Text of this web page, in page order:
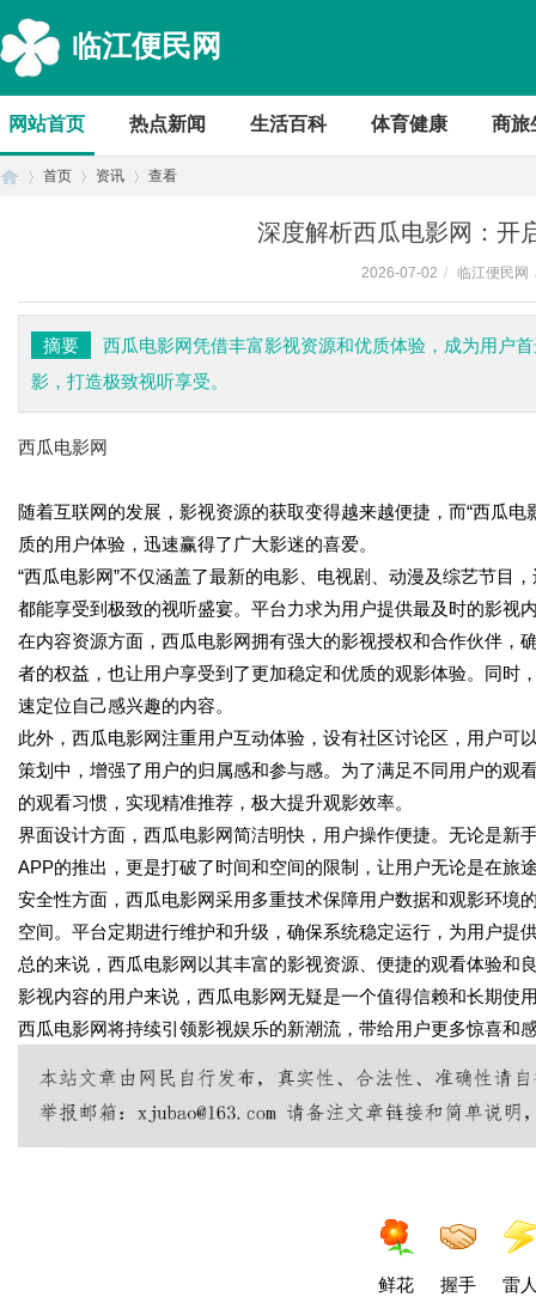
临江便民网
网站首页 热点新闻 生活百科 体育健康 商旅
首页 资讯 查看
深度解析西瓜电影网：开
2026-07-02 / 临江便民网
摘要
西瓜电影网凭借丰富影视资源和优质体验，成为用户
影，打造极致视听享受。
西瓜电影网
随着互联网的发展，影视资源的获取变得越来越便捷，而“西瓜
质的用户体验，迅速赢得了广大影迷的喜爱。
“西瓜电影网”不仅涵盖了最新的电影、电视剧、动漫及综艺节目
都能享受到极致的视听盛宴。平台力求为用户提供最及时的影视
在内容资源方面，西瓜电影网拥有强大的影视授权和合作伙伴，
者的权益，也让用户享受到了更加稳定和优质的观影体验。同时
速定位自己感兴趣的内容。
此外，西瓜电影网注重用户互动体验，设有社区讨论区，用户
策划中，增强了用户的归属感和参与感。为了满足不同用户的观
的观看习惯，实现精准推荐，极大提升观影效率。
界面设计方面，西瓜电影网简洁明快，用户操作便捷。无论是新
APP的推出，更是打破了时间和空间的限制，让用户无论是在旅
安全性方面，西瓜电影网采用多重技术保障用户数据和观影环境
空间。平台定期进行维护和升级，确保系统稳定运行，为用户提
总的来说，西瓜电影网以其丰富的影视资源、便捷的观看体验
影视内容的用户来说，西瓜电影网无疑是一个值得信赖和长期使
西瓜电影网将持续引领影视娱乐的新潮流，带给用户更多惊喜和
鲜花 握手 雷